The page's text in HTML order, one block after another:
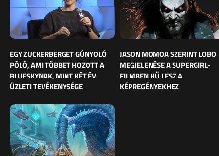
EGY ZUCKERBERGET GÚNYOLÓ
PÓLÓ, AMI TÖBBET HOZOTT A
BLUESKYNAK, MINT KÉT ÉV
ÜZLETI TEVÉKENYSÉGE
JASON MOMOA SZERINT LOBO
MEGJELENÉSE A SUPERGIRL-
FILMBEN HŰ LESZ A
KÉPREGÉNYEKHEZ